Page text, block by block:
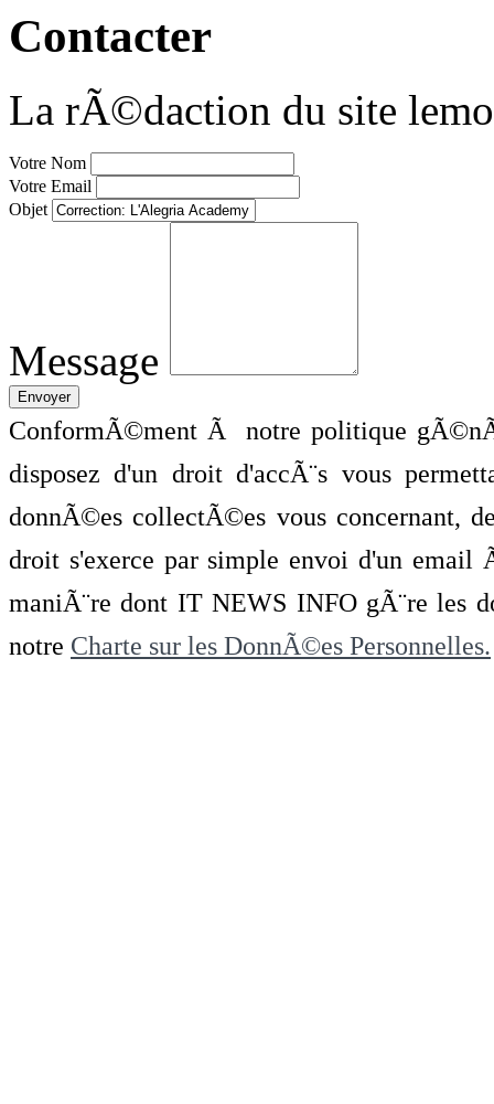
Contacter
La rÃ©daction du site
Votre Nom
Votre Email
Objet
Message
ConformÃ©ment Ã notre politique
disposez d'un droit d'accÃ¨s vous
donnÃ©es collectÃ©es vous concernant,
droit s'exerce par simple envoi d'un
maniÃ¨re dont IT NEWS INFO gÃ¨re les
notre Charte sur les DonnÃ©es Personnelles.